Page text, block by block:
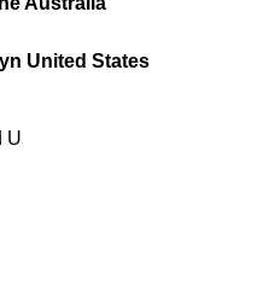
United States
U